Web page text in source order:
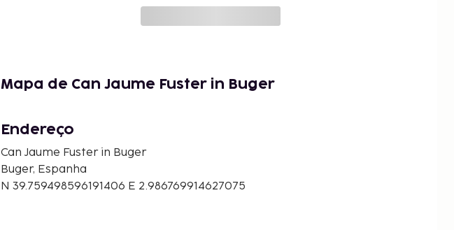
Mapa de Can Jaume Fuster in Buger
Endereço
Can Jaume Fuster in Buger
Buger, Espanha
N 39.759498596191406 E 2.986769914627075